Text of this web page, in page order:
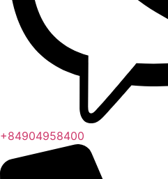
+84904958400